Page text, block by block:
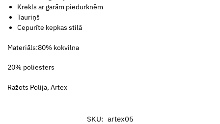
Krekls ar garām piedurknēm
Tauriņš
Cepurīte kepkas stilā
Materiāls:80% kokvilna
20% poliesters
Ražots Polijā, Artex
SKU: artex05